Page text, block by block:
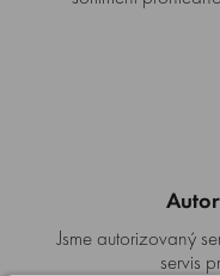
Jsme autorizovaný
servis